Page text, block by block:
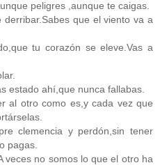
peligres ,aunque te caigas.
que el viento va a
tu corazón se eleve.Vas a
estado ahí,que nunca fallabas.
al otro como es,y cada vez que
clemencia y perdón,sin tener
pagas.
veces no somos lo que el otro ha